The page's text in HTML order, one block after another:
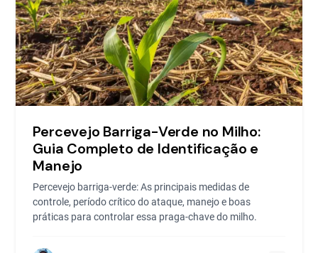
Percevejo Barriga-Verde no Milho:
Guia Completo de Identificação e
Manejo
Percevejo barriga-verde: As principais medidas de
controle, período crítico do ataque, manejo e boas
práticas para controlar essa praga-chave do milho.